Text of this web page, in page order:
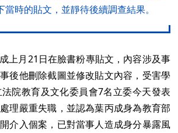
時的貼文，並靜待後續調查結果。
上月21日在臉書粉專貼文，內容涉及事
後他刪除截圖並修改貼文內容，受害學
院教育及文化委員會7名立委今天發表
理嚴重失職，並認為葉丙成身為教育部
介入個案，已對當事人造成身分暴露風